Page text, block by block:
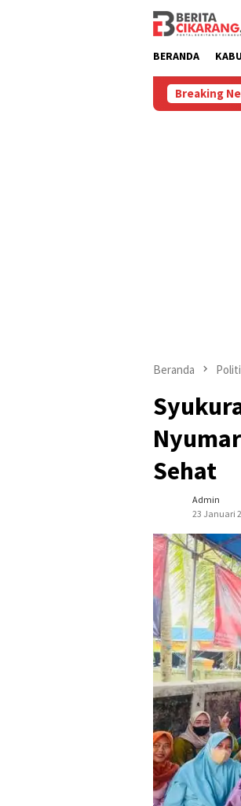
BERANDA
Breaking
Pasar Baru Cikarang Dipoles Bak
Beranda
Sehat
Admin
23 Januari